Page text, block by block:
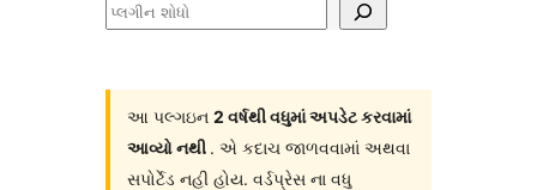
પ્લગીન
આ પલ્ગઇન 2 વર્ષથી વધુમાં અપડેટ કરવામાં
આવ્યો નથી . એ કદાચ જાળવવામાં અથવા
સપોર્ટેડ નહી હોય. વર્ડપ્રેસ ના વધુ